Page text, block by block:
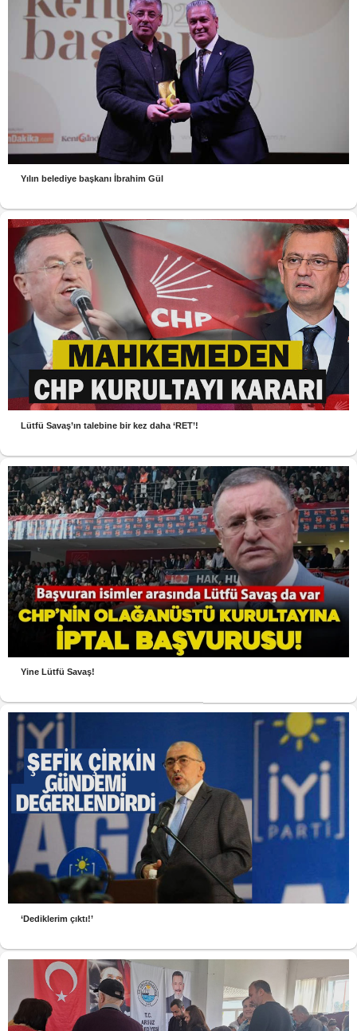
Yılın belediye başkanı İbrahim Gül
Lütfü Savaş’ın talebine bir kez daha ‘RET’!
Yine Lütfü Savaş!
‘Dediklerim çıktı!’